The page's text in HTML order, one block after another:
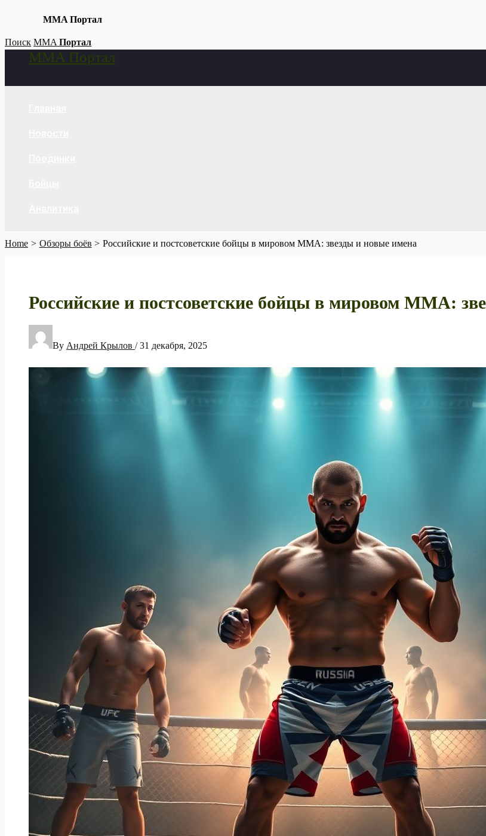
MMA Портал
Skip
Поиск MMA Портал
MMA Портал
Home Обзоры боёв Российские и постсоветские бойцы в мировом ММА: звезды и новые имена
Российские и постсоветские бойцы в мировом ММА:
By Андрей Крылов /31 декабря, 2025